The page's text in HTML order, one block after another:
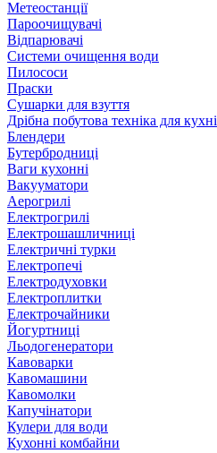
Метеостанції
Пароочищувачі
Відпарювачі
Системи очищення води
Пилососи
Праски
Сушарки для взуття
Дрібна побутова техніка для кухні
Блендери
Бутербродниці
Ваги кухонні
Вакууматори
Аерогрилі
Електрогрилі
Електрошашличниці
Електричні турки
Електропечі
Електродуховки
Електроплитки
Електрочайники
Йогуртниці
Льодогенератори
Кавоварки
Кавомашини
Кавомолки
Капучінатори
Кулери для води
Кухонні комбайни